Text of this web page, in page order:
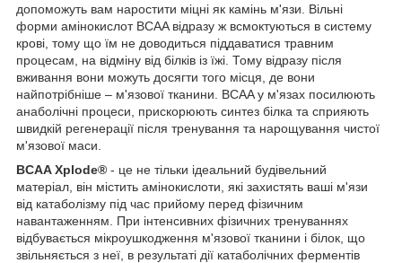
допоможуть вам наростити міцні як камінь м'язи. Вільні
форми амінокислот BCAA відразу ж всмоктуються в систему
крові, тому що їм не доводиться піддаватися травним
процесам, на відміну від білків із їжі. Тому відразу після
вживання вони можуть досягти того місця, де вони
найпотрібніше – м'язової тканини. BCAA у м'язах посилюють
анаболічні процеси, прискорюють синтез білка та сприяють
швидкій регенерації після тренування та нарощування чистої
м'язової маси.
BCAA Xplode® - це не тільки ідеальний будівельний
матеріал, він містить амінокислоти, які захистять ваші м'язи
від катаболізму під час прийому перед фізичним
навантаженням. При інтенсивних фізичних тренуваннях
відбувається мікроушкодження м'язової тканини і білок, що
звільняється з неї, в результаті дії катаболічних ферментів